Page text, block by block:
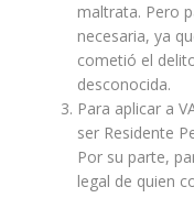
maltrata. Pero
necesaria, ya
cometió el
desconocida.
Para aplicar a
ser Residente
Por su parte,
legal de quien